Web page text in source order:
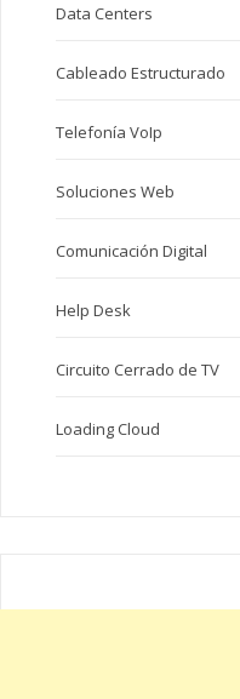
Data Centers
Cableado Estructurado
Telefonía VoIp
Soluciones Web
Comunicación Digital
Help Desk
Circuito Cerrado de TV
Loading Cloud